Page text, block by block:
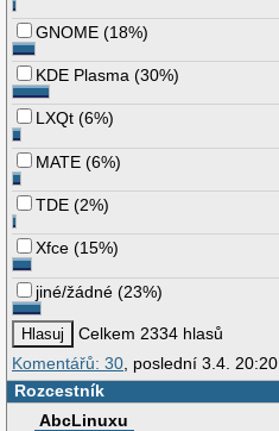
GNOME (18%)
KDE Plasma (30%)
LXQt (6%)
MATE (6%)
TDE (2%)
Xfce (15%)
jiné/žádné (23%)
Celkem 2334 hlasů
Komentářů: 30, poslední 3.4. 20:20
Rozcestník
AbcLinuxu